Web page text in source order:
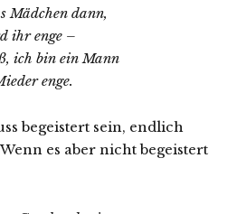
Mädchen dann,
ihr enge –
ich bin ein Mann
enge.
begeistert sein, endlich
es aber nicht begeistert